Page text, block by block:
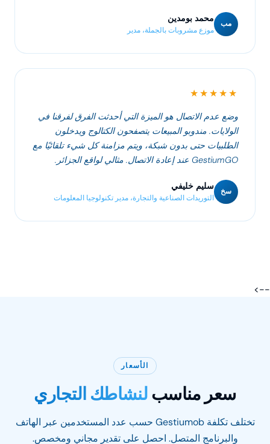
مب محمد بومدين
موزع مشروبات بالجملة، مدير
★★★★★
وضع عدم الاتصال هو الميزة التي أحدثت الفرق لفرقنا في
الولايات. مندوبو المبيعات يتصفحون الكتالوج ويدخلون
الطلبيات حتى بدون شبكة، ويتم مزامنة كل شيء تلقائيًا مع
GestiumGO عند إعادة الاتصال. مثالي لواقع الجزائر.
سخ سليم خليفي
التوريدات الصناعية والتجارة، مدير تكنولوجيا المعلومات
-->
الأسعار
سعر مناسب لنشاطك التجاري
تختلف تكلفة Gestiumob حسب عدد المستخدمين عبر الهاتف
والبرنامج المتصل. احصل على تقدير مجاني ومخصص.